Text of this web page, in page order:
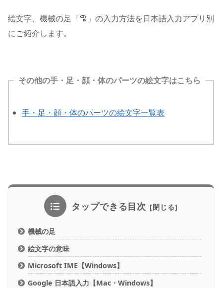
絵文字、機械の足「🦿」の入力方法を日本語入力アプリ別
にご紹介します。
その他の手・足・顔・体のパーツの絵文字はこちら
手・足・顔・体のパーツの絵文字一覧表
タップできる目次
機械の足
絵文字の意味
Microsoft IME【Windows】
Google 日本語入力【Mac・Windows】